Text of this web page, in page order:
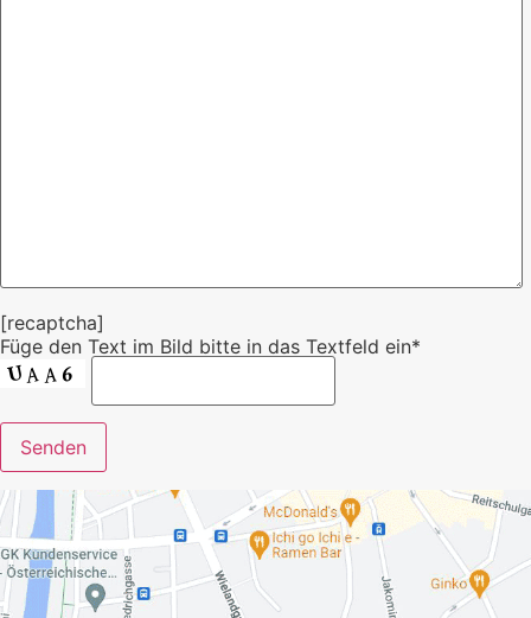
[recaptcha]
Füge den Text im Bild bitte in das Textfeld ein*